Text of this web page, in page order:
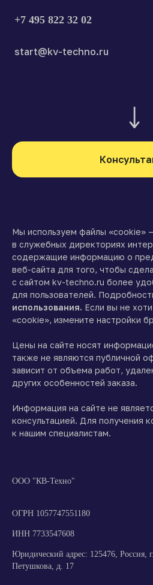
+7 495 822 32 02
start@kv-techno.ru
Мы используем файлы «cookie»
в служебных директориях
содержащие информацию о
веб-сайта для того, чтобы
с сайтом kv-techno.ru более
для пользователей.
использования. Если вы не
«cookie», измените настройки
Цены на сайте носят
также не являются публичной
зависит от объема работ,
других особенностей заказа.
Информация на сайте не
консультацией. Для получения
к нашим специалистам.
ООО "КВ-Техно"
ОГРН 1057747551180
ИНН 7733547608
Юридический адрес: 125476, Россия,
Петушкова, д. 17